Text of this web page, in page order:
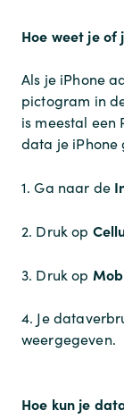
Hoe weet je of
Als je iPhone
pictogram in
is meestal een
data je iPhone
1. Ga naar de
2. Druk op
3. Druk op
4. Je
weergegeven.
Hoe kun je